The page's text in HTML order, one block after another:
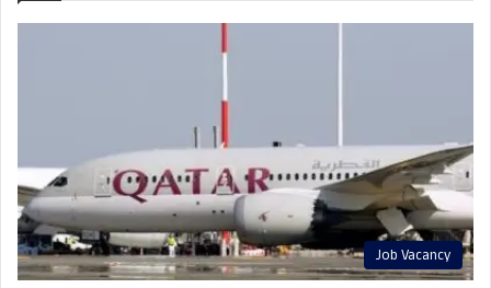
Job Vacancy